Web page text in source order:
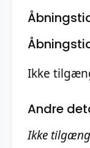
Ikke
Andre
Ikke